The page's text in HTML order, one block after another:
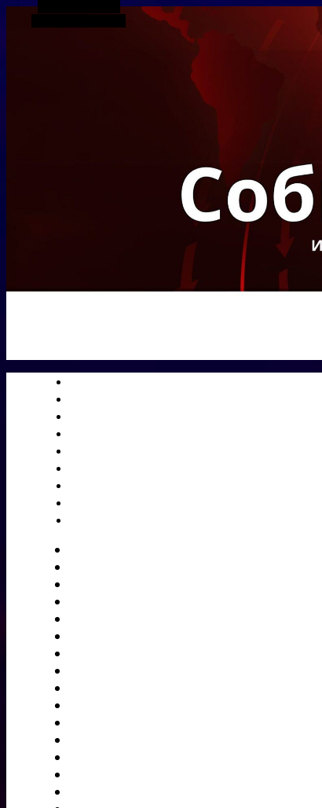
Боковая панель